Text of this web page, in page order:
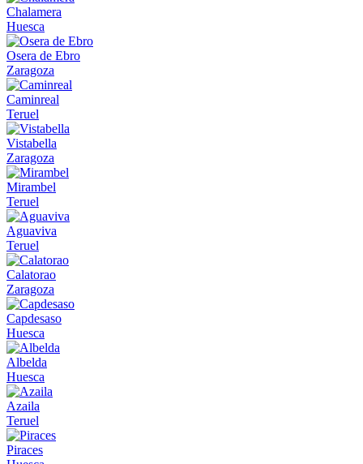
Chalamera
Huesca
Osera de Ebro
Zaragoza
Caminreal
Teruel
Vistabella
Zaragoza
Mirambel
Teruel
Aguaviva
Teruel
Calatorao
Zaragoza
Capdesaso
Huesca
Albelda
Huesca
Azaila
Teruel
Piraces